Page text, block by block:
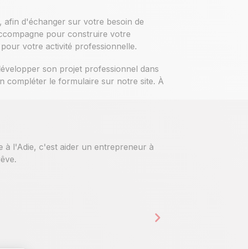
afin d'échanger sur votre besoin de
pour construire votre
votre activité professionnelle.
son projet professionnel dans
compléter le formulaire sur notre site. À
à l'Adie, c'est aider un entrepreneur à